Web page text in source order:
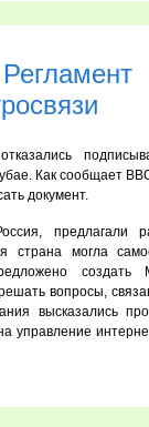
Как сообщает
документ.
предлагали
могла
создать
вопросы,
высказались
управление